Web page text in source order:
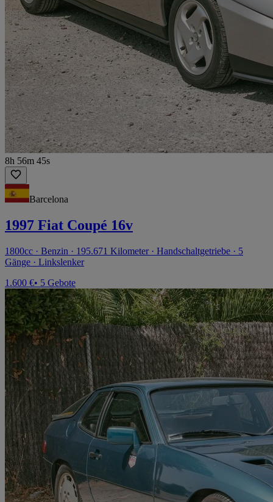
8h 56m 45s
Barcelona
1997 Fiat Coupé 16v
1800cc · Benzin · 195.671 Kilometer · Handschaltgetriebe · 5
Gänge · Linkslenker
1.600 €• 5 Gebote